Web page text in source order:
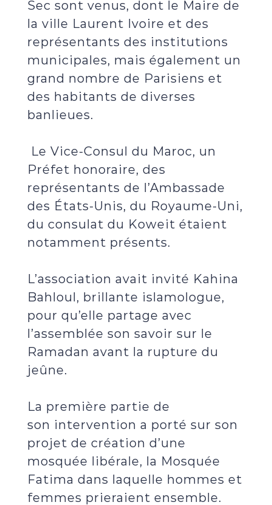
Sec sont venus, dont le Maire de
la ville Laurent Ivoire et des
représentants des institutions
municipales, mais également un
grand nombre de Parisiens et
des habitants de diverses
banlieues.
Le Vice-Consul du Maroc, un
Préfet honoraire, des
représentants de l’Ambassade
des États-Unis, du Royaume-Uni,
du consulat du Koweit étaient
notamment présents.
L’association avait invité Kahina
Bahloul, brillante islamologue,
pour qu’elle partage avec
l’assemblée son savoir sur le
Ramadan avant la rupture du
jeûne.
La première partie de
son intervention a porté sur son
projet de création d’une
mosquée libérale, la Mosquée
Fatima dans laquelle hommes et
femmes prieraient ensemble.